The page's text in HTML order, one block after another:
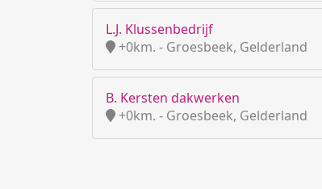
L.J. Klussenbedrijf
+0km. - Groesbeek, Gelderland
B. Kersten dakwerken
+0km. - Groesbeek, Gelderland